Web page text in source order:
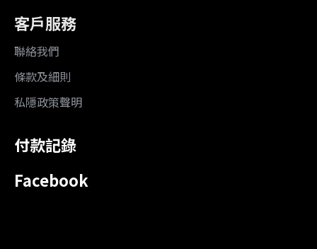
客戶服務
聯絡我們
條款及細則
私隱政策聲明
付款記錄
Facebook